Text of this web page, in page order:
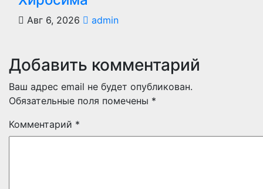
Авг 6, 2026 admin
Добавить комментарий
Ваш адрес email не будет опубликован.
Обязательные поля помечены *
Комментарий *